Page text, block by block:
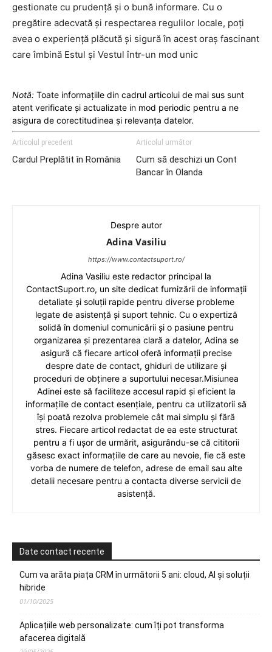
gestionate cu prudență și o bună informare. Cu o
pregătire adecvată și respectarea regulilor locale, poți
avea o experiență plăcută și sigură în acest oraș fascinant
care îmbină Estul și Vestul într-un mod unic
Notă: Toate informațiile din cadrul articolui de mai sus sunt
atent verificate și actualizate in mod periodic pentru a ne
asigura de corectitudinea și relevanța datelor.
Articolul precedent
Cardul Preplătit în România
Articolul următor
Cum să deschizi un Cont
Bancar în Olanda
Despre autor
Adina Vasiliu
https://www.contactsuport.ro/
Adina Vasiliu este redactor principal la
ContactSuport.ro, un site dedicat furnizării de informații
detaliate și soluții rapide pentru diverse probleme
legate de asistență și suport tehnic. Cu o expertiză
solidă în domeniul comunicării și o pasiune pentru
organizarea și prezentarea clară a datelor, Adina se
asigură că fiecare articol oferă informații precise
despre date de contact, ghiduri de utilizare și
proceduri de obținere a suportului necesar.Misiunea
Adinei este să faciliteze accesul rapid și eficient la
informațiile de contact esențiale, pentru ca utilizatorii să
își poată rezolva problemele cât mai simplu și fără
stres. Fiecare articol redactat de ea este structurat
pentru a fi ușor de urmărit, asigurându-se că cititorii
găsesc exact informațiile de care au nevoie, fie că este
vorba de numere de telefon, adrese de email sau alte
detalii necesare pentru a contacta diverse servicii de
asistență.
Date contact recente
Cum va arăta piața CRM în următorii 5 ani: cloud, AI și soluții
hibride
01/10/2025
Aplicațiile web personalizate: cum îți pot transforma
afacerea digitală